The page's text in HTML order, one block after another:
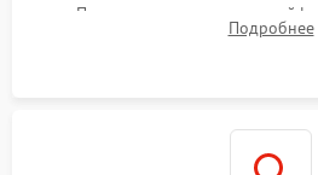
Проверка целостности
интерфейсов связи. Выявление
Подробнее